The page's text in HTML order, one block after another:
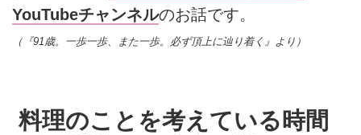
YouTubeチャンネルのお話です。
（『91歳。一歩一歩、また一歩。必ず頂上に辿り着く』より）
料理のことを考えている時間